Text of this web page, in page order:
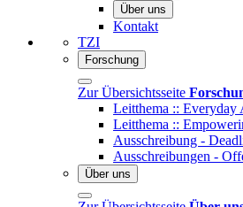
Über uns
Kontakt
TZI
Forschung
Zur Übersichtsseite
Leitthema :: Everyday
Leitthema ::
Ausschreibung -
Ausschreibungen -
Über uns